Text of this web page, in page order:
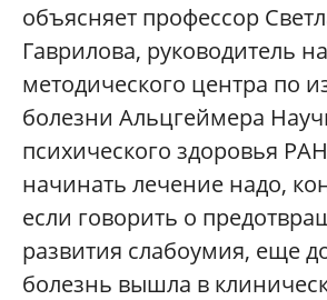
объясняет профессор
Гаврилова, руководитель
методического центра по
болезни Альцгеймера
психического здоровья
начинать лечение надо,
если говорить о
развития слабоумия, еще
болезнь вышла в